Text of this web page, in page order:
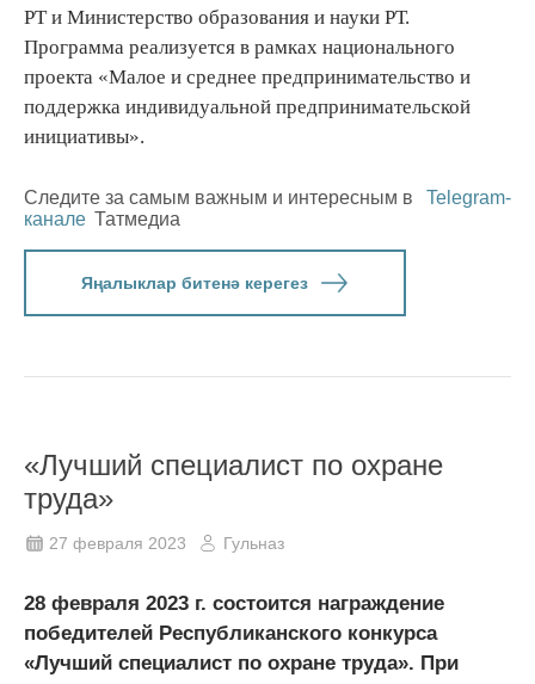
РТ и Министерство образования и науки РТ.
Программа реализуется в рамках национального
проекта «Малое и среднее предпринимательство и
поддержка индивидуальной предпринимательской
инициативы».
Следите за самым важным и интересным в
Telegram-
канале Татмедиа
Яңалыклар битенә керегез
«Лучший специалист по охране
труда»
27 февраля 2023 Гульназ
28 февраля 2023 г. состоится награждение
победителей Республиканского конкурса
«Лучший специалист по охране труда». При